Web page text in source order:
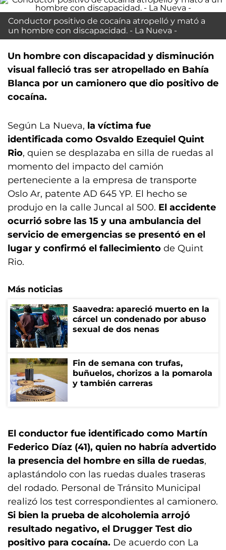
Conductor positivo de cocaína atropelló y mató a
un hombre con discapacidad. - La Nueva -
Un hombre con discapacidad y disminución
visual falleció tras ser atropellado en Bahía
Blanca por un camionero que dio positivo de
cocaína.
Según La Nueva, la víctima fue
identificada como Osvaldo Ezequiel Quint
Rio, quien se desplazaba en silla de ruedas al
momento del impacto del camión
perteneciente a la empresa de transporte
Oslo Ar, patente AD 645 YP. El hecho se
produjo en la calle Juncal al 500. El accidente
ocurrió sobre las 15 y una ambulancia del
servicio de emergencias se presentó en el
lugar y confirmó el fallecimiento de Quint
Rio.
Más noticias
Saavedra: apareció muerto en la
cárcel un condenado por abuso
sexual de dos nenas
Fin de semana con trufas,
buñuelos, chorizos a la pomarola
y también carreras
El conductor fue identificado como Martín
Federico Díaz (41), quien no habría advertido
la presencia del hombre en silla de ruedas,
aplastándolo con las ruedas duales traseras
del rodado. Personal de Tránsito Municipal
realizó los test correspondientes al camionero.
Si bien la prueba de alcoholemia arrojó
resultado negativo, el Drugger Test dio
positivo para cocaína. De acuerdo con La